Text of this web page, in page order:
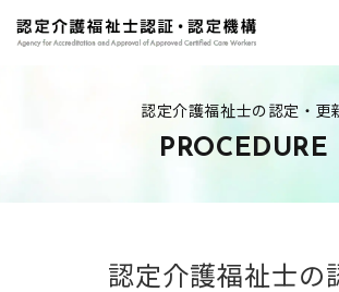
認定介護福祉士の認定・更
PROCEDURE
認定介護福祉士の